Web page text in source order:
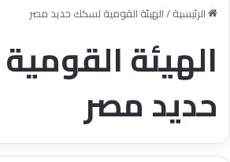
الرئيسية/الهيئة القومية لسكك حديد مصر
الهيئة
حديد مصر